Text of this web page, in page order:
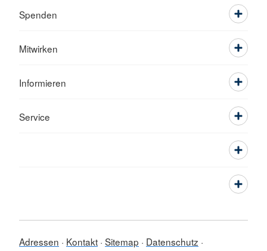
Spenden
Mitwirken
Informieren
Service
Adressen Kontakt Sitemap
Datenschutz